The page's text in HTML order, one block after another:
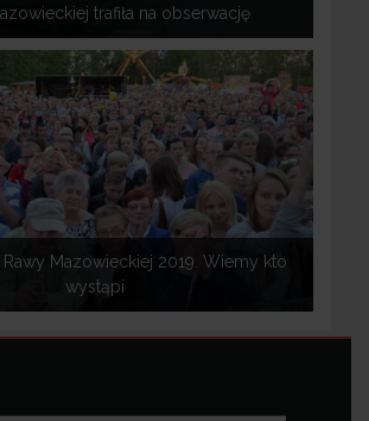
trafiła na obserwację
Mazowieckiej 2019. Wiemy kto
wystąpi